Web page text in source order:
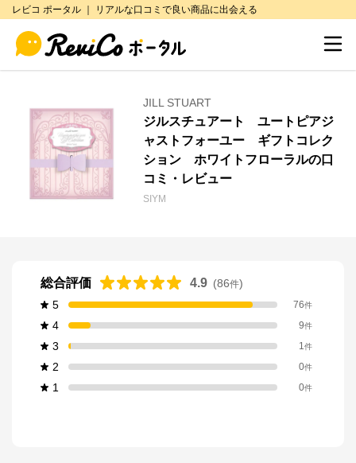
レビコ ポータル ｜ リアルな口コミで良い商品に出会える
JILL STUART
ジルスチュアート ユートピアジ
ャストフォーユー ギフトコレク
ション ホワイトフローラルの口
コミ・レビュー
SIYM
総合評価 4.9 (86件)
5
76件
4 9件
3 1件
2 0件
1 0件